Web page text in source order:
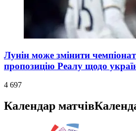
Лунін може змінити
пропозицію Реалу щодо
4 697
Календар матчів